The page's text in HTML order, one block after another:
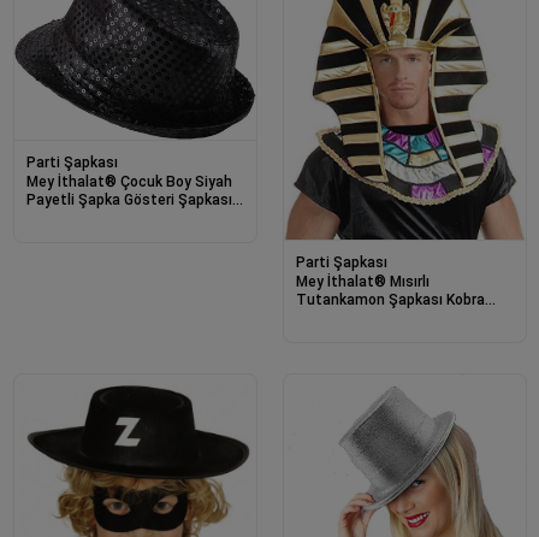
Parti Şapkası
Mey İthalat® Çocuk Boy Siyah
Payetli Şapka Gösteri Şapkası
Parti Şapkası
Mey İthalat® Mısırlı
Tutankamon Şapkası Kobra